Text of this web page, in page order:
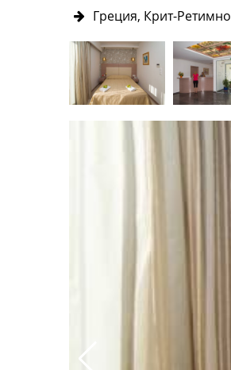
Греция, Крит-Ретимно